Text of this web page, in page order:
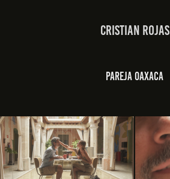
Cristian Rojas
Pareja Oaxaca